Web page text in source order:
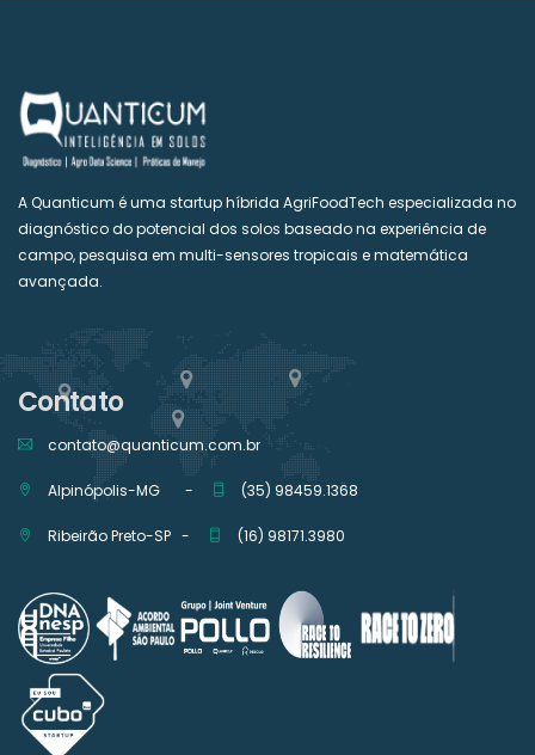
A Quanticum é uma startup híbrida AgriFoodTech especializada no
diagnóstico do potencial dos solos baseado na experiência de
campo, pesquisa em multi-sensores tropicais e matemática
avançada.
Contato
contato@quanticum.com.br
Alpinópolis-MG - (35) 98459.1368
Ribeirão Preto-SP - (16) 98171.3980